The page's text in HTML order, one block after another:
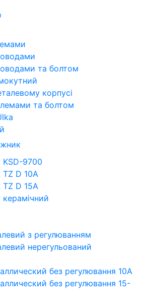
та болтом
корпусі
та болтом
KSD-9700
D 10A
D 15A
з регулюванням
нерегульований
без регулювання 10A
без регулювання 15-